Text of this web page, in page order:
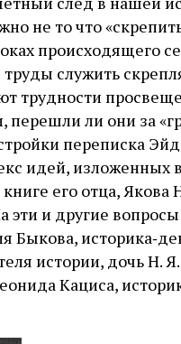
не то что
происходящего
труды служить
трудности
ли они за
переписка
идей, изложенных
его отца,
эти и другие
Быкова,
истории, дочь Н.
Кациса,